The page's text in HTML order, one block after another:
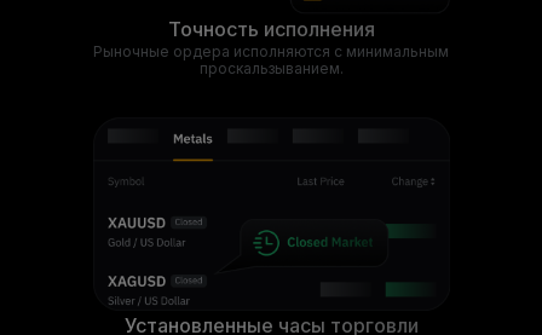
Точность исполнения
Рыночные ордера исполняются с минимальным
проскальзыванием.
Установленные часы торговли